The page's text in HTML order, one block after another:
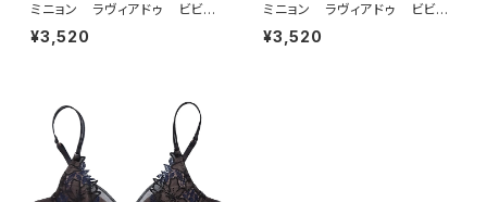
ミニョン ラヴィアドゥ ビビア
ーナ ブラジャー（ピーチ）M20
¥3,520
ミニョン ラヴィアドゥ ビビア
ーナ ブラジャー（ヴィオレッタ）
¥3,520